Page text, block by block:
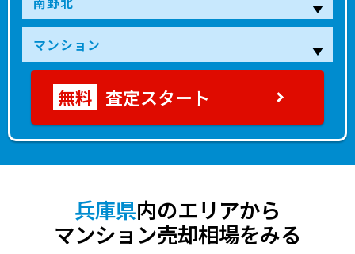
査定スタート
兵庫県内のエリアから
マンション売却相場をみる